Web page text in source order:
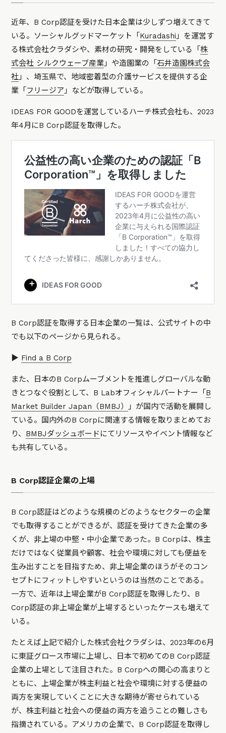
近年、B Corp認証を受けた日本企業は少しずつ増えてきて
いる。ソーシャルグッドマーケット「 Kuradashi 」を運営す
る株式会社クラダシや、素材の研究・開発をしている「株
式会社 シルクウェーブ産業 」や造園業の「石井造園株式会
社 」、埼玉県で、地域密着型の介護サービスを提供する企
業「 フリージア 」などが取得している。
IDEAS FOR GOODを運営しているハーチ株式会社も、2023
年4月にB Corp認証を取得した。
B Corp認証を取得する日本企業の一覧は、公式サイトの中
でも以下のページから見られる。
▶️ Find a B Corp
また、日本のB Corpムーブメントを推進しグローバルな動
きとつなぐ役割として、B Labオフィシャルパートナー「 B
Market Builder Japan（BMBJ）
」が国内で活動を展開し
ている。国内外のB Corpに関連する情報を取りまとめてお
り、 BMBJダッシュボード にてリソースやイベント情報など
も共有している。
B Corp認証企業の上場
B Corp認証はどのような規模のどのようなセクターの企業
でも取得することができるが、認証を受けてきた企業の多
くが、非上場の中堅・中小企業であった。B Corpは、株主
だけではなく従業員や顧客、社会や環境に対しても便益を
生み出すことを目指すため、非上場企業のほうがそのコン
セプトにフィットしやすいというのは当然のことである。
一方で、近年は上場企業がB Corp認証を取得したり、B
Corp認証の非上場企業が上場するといったケースも増えて
いる。
たとえば上記で紹介した株式会社クラダシは、2023年の6月
に東証グロース市場に上場し、日本で初めてのB Corp認証
企業の上場として注目された。B Corpへの関心の高まりと
ともに、上場企業が株主利益と社会や環境に対する便益の
両方を実現していくことに大きな期待が寄せられている
が、株主利益と社会への便益の両方を追うことの難しさも
指摘されている。アメリカの企業で、B Corp認証を取得し